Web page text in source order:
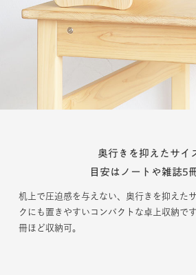
奥行きを抑えたサイ
目安はノートや雑誌5
机上で圧迫感を与えない、奥行きを抑えた
クにも置きやすいコンパクトな卓上収納で
冊ほど収納可。